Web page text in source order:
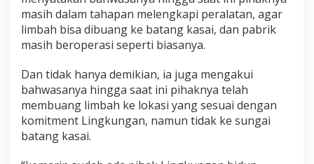
masih dalam tahapan melengkapi peralatan, agar
limbah bisa dibuang ke batang kasai, dan pabrik
masih beroperasi seperti biasanya.
Dan tidak hanya demikian, ia juga mengakui
bahwasanya hingga saat ini pihaknya telah
membuang limbah ke lokasi yang sesuai dengan
komitment Lingkungan, namun tidak ke sungai
batang kasai.